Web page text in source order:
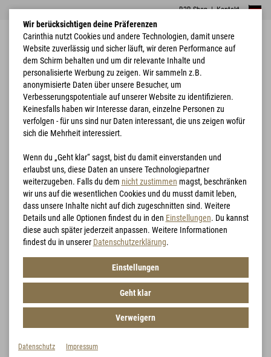
B2B Shop|Kontakt
Home Bekleidung G-LOFT® TLG Vest
Wir berücksichtigen deine Präferenzen
Carinthia nutzt Cookies und andere Technologien, damit unsere
Website zuverlässig und sicher läuft, wir deren Performance auf
dem Schirm behalten und um dir relevante Inhalte und
personalisierte Werbung zu zeigen. Wir sammeln z.B.
anonymisierte Daten über unsere Besucher, um
Verbesserungspotentiale auf unserer Website zu identifizieren.
Keinesfalls haben wir Interesse daran, einzelne Personen zu
verfolgen - für uns sind nur Daten interessant, die uns zeigen wofür
sich die Mehrheit interessiert.
Wenn du „Geht klar“ sagst, bist du damit einverstanden und
erlaubst uns, diese Daten an unsere Technologiepartner
weiterzugeben. Falls du dem nicht zustimmen magst, beschränken
wir uns auf die wesentlichen Cookies und du musst damit leben,
dass unsere Inhalte nicht auf dich zugeschnitten sind. Weitere
Details und alle Optionen findest du in den Einstellungen. Du kannst
diese auch später jederzeit anpassen. Weitere Informationen
findest du in unserer Datenschutzerklärung.
Einstellungen
Geht klar
Verweigern
Datenschutz Impressum